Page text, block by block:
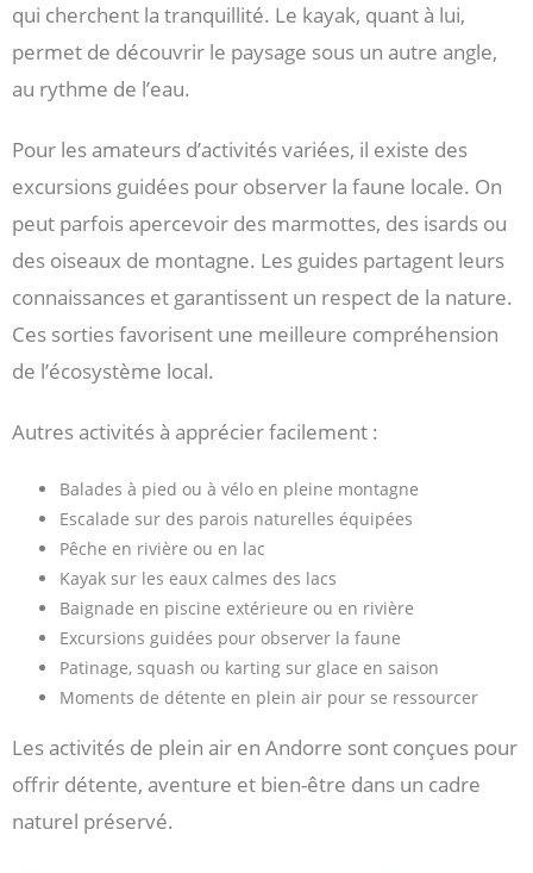
qui cherchent la tranquillité. Le kayak, quant à lui,
permet de découvrir le paysage sous un autre angle,
au rythme de l’eau.
Pour les amateurs d’activités variées, il existe des
excursions guidées pour observer la faune locale. On
peut parfois apercevoir des marmottes, des isards ou
des oiseaux de montagne. Les guides partagent leurs
connaissances et garantissent un respect de la nature.
Ces sorties favorisent une meilleure compréhension
de l’écosystème local.
Autres activités à apprécier facilement :
Balades à pied ou à vélo en pleine montagne
Escalade sur des parois naturelles équipées
Pêche en rivière ou en lac
Kayak sur les eaux calmes des lacs
Baignade en piscine extérieure ou en rivière
Excursions guidées pour observer la faune
Patinage, squash ou karting sur glace en saison
Moments de détente en plein air pour se ressourcer
Les activités de plein air en Andorre sont conçues pour
offrir détente, aventure et bien-être dans un cadre
naturel préservé.